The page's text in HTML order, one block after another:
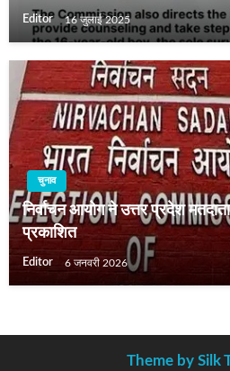
Editor 16 जुलाई 2025
चुनाव
निर्वाचन आयोग ने उत्तर प्रदेश
प्रकाशित
Editor 6 जनवरी 2026
Theme by Silk